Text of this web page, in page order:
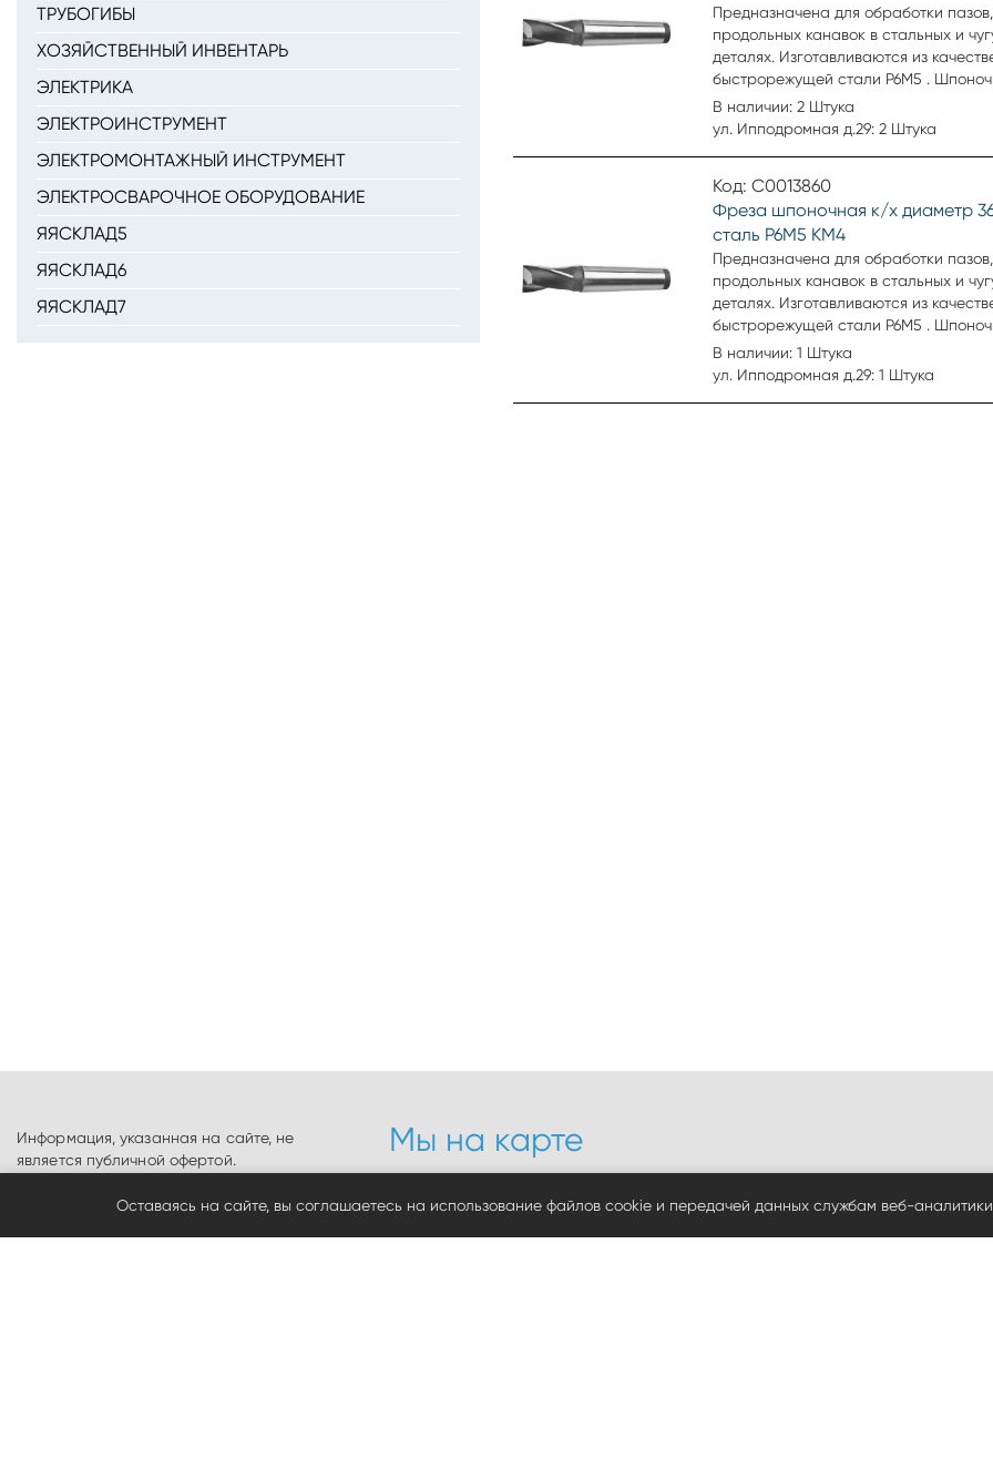
ТРУБОГИБЫ
ХОЗЯЙСТВЕННЫЙ ИНВЕНТАРЬ
ЭЛЕКТРИКА
ЭЛЕКТРОИНСТРУМЕНТ
ЭЛЕКТРОМОНТАЖНЫЙ ИНСТРУМЕНТ
ЭЛЕКТРОСВАРОЧНОЕ ОБОРУДОВАНИЕ
ЯЯСКЛАД5
ЯЯСКЛАД6
ЯЯСКЛАД7
Предназначена для обработки пазов,
продольных канавок в стальных и
деталях. Изготавливаются из
быстрорежущей стали Р6М5 .
с коническим хвостовиком. Тип
хвостовика конический. Материал
В наличии: 2 Штука
ул. Ипподромная д.29: 2 Штука
Код: С0013860
Фреза шпоночная к/х диаметр
сталь Р6М5 КМ4
Предназначена для обработки пазов,
продольных канавок в стальных и
деталях. Изготавливаются из
быстрорежущей стали Р6М5 .
с коническим хвостовиком. Тип
хвостовика конический. Материал
В наличии: 1 Штука
ул. Ипподромная д.29: 1 Штука
Информация, указанная на сайте, не
является публичной офертой.
характеристиках товаров, указанная на
Мы на карте
ул. Семиреченская, 93 А
ул. Ипподромная, 29
Оставаясь на сайте, вы соглашаетесь на использование файлов cookie и передачей данных службам веб-